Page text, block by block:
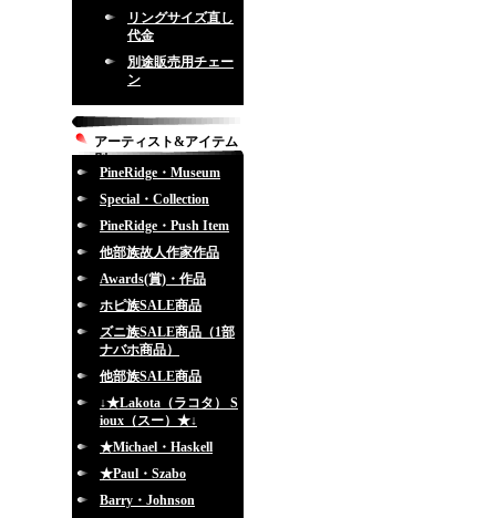
リングサイズ直し
代金
別途販売用チェー
ン
アーティスト&アイテム
別
PineRidge・Museum
Special・Collection
PineRidge・Push Item
他部族故人作家作品
Awards(賞)・作品
ホピ族SALE商品
ズニ族SALE商品（1部
ナバホ商品）
他部族SALE商品
↓★Lakota（ラコタ） S
ioux（スー）★↓
★Michael・Haskell
★Paul・Szabo
Barry・Johnson